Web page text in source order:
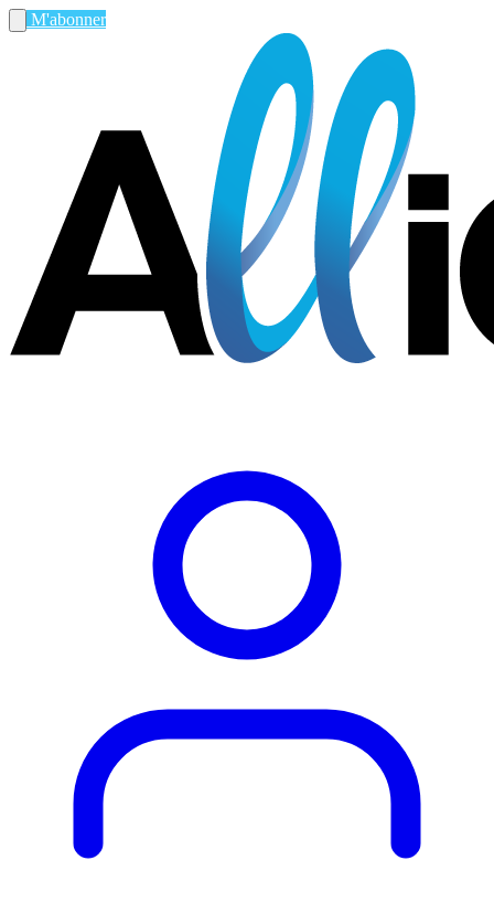
M'abonner